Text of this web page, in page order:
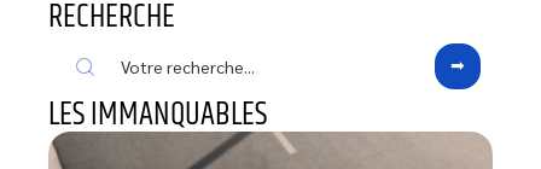
RECHERCHE
LES IMMANQUABLES